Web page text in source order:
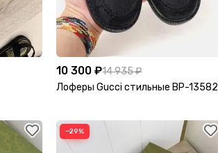
10 300 ₽14 935 ₽
Лоферы Gucci стильные BP-13582
−29%